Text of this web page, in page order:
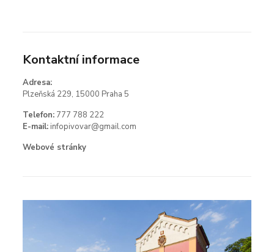
Kontaktní informace
Adresa:
Plzeňská 229, 15000 Praha 5
Telefon: 777 788 222
E-mail: infopivovar@gmail.com
Webové stránky